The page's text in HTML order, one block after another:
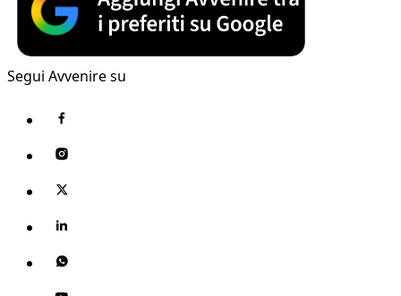
Segui Avvenire su